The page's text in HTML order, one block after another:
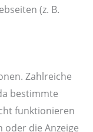
(z. B.
Zahlreiche
bestimmte
funktionieren
oder die Anzeige